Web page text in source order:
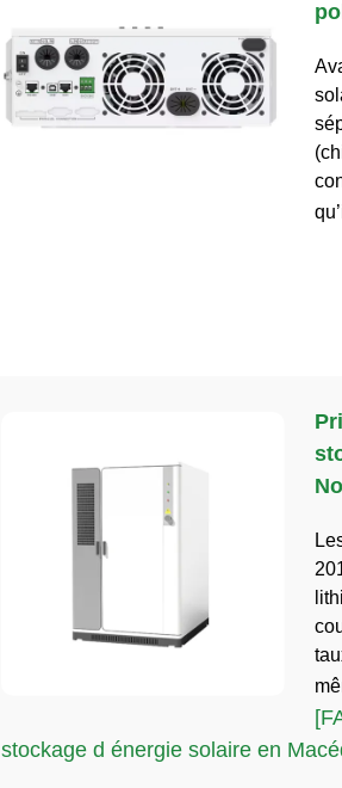
stockage d énergie solaire en